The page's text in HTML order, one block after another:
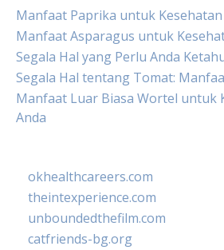
Manfaat Paprika untuk
Manfaat Asparagus untuk
Segala Hal yang Perlu Anda
Segala Hal tentang Tomat:
Manfaat Luar Biasa Wortel untuk
Anda
okhealthcareers.com
theintexperience.com
unboundedthefilm.com
catfriends-bg.org